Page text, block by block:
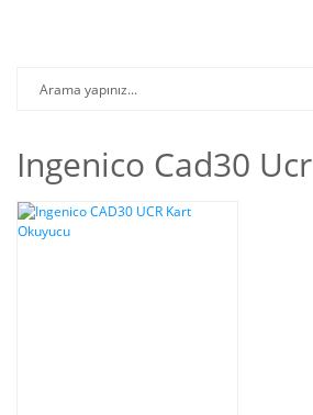
Ingenico Cad30 Ucr